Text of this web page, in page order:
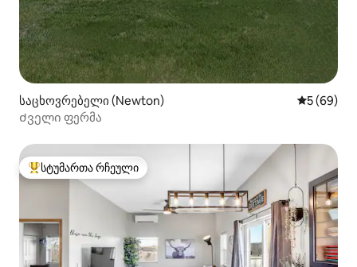
საცხოვრებელი (Newton) საშუალო
5 (69)
Ძველი ფერმა
სტუმართა რჩეული მოწინავე ვარიანტი
სტუმართა რჩეული